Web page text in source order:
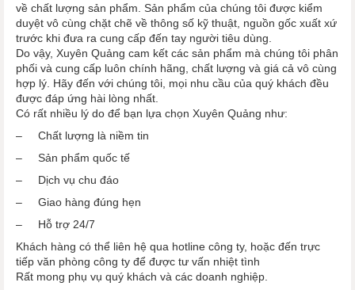
về chất lượng sản phẩm. Sản phẩm của chúng tôi được kiểm
duyệt vô cùng chặt chẽ về thông số kỹ thuật, nguồn gốc xuất xứ
trước khi đưa ra cung cấp đến tay người tiêu dùng.
Do vậy, Xuyên Quảng cam kết các sản phẩm mà chúng tôi phân
phối và cung cấp luôn chính hãng, chất lượng và giá cả vô cùng
hợp lý. Hãy đến với chúng tôi, mọi nhu cầu của quý khách đều
được đáp ứng hài lòng nhất.
Có rất nhiều lý do để bạn lựa chọn Xuyên Quảng như:
– Chất lượng là niềm tin
– Sản phẩm quốc tế
– Dịch vụ chu đáo
– Giao hàng đúng hẹn
– Hỗ trợ 24/7
Khách hàng có thể liên hệ qua hotline công ty, hoặc đến trực
tiếp văn phòng công ty để được tư vấn nhiệt tình
Rất mong phụ vụ quý khách và các doanh nghiệp.